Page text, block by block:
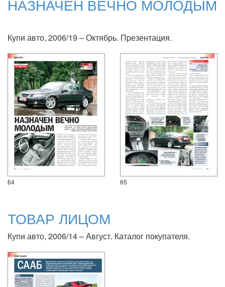
НАЗНАЧЕН ВЕЧНО МОЛОДЫМ
Купи авто, 2006/19 – Октябрь. Презентация.
64 65
ТОВАР ЛИЦОМ
Купи авто, 2006/14 – Август. Каталог покупателя.